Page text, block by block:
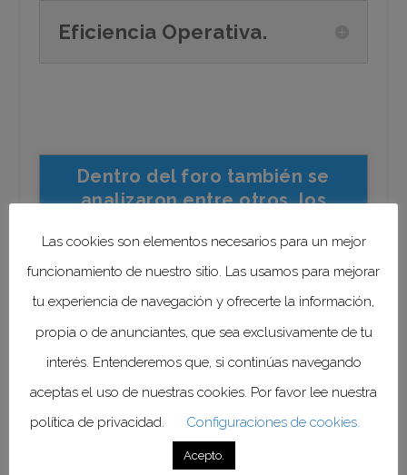
Eficiencia Operativa.
Dentro del foro también se
analizaron entre otros, los
Puntos de prevención más
frecuentes en Medicamentos
Alopáticos.
Prevenciones de carácter
Las cookies son elementos necesarios para un mejor
funcionamiento de nuestro sitio. Las usamos para mejorar
tu experiencia de navegación y ofrecerte la información,
propia o de anunciantes, que sea exclusivamente de tu
interés. Entenderemos que, si continúas navegando
aceptas el uso de nuestras cookies. Por favor lee nuestra
política de privacidad.
Configuraciones de cookies.
Acepto.